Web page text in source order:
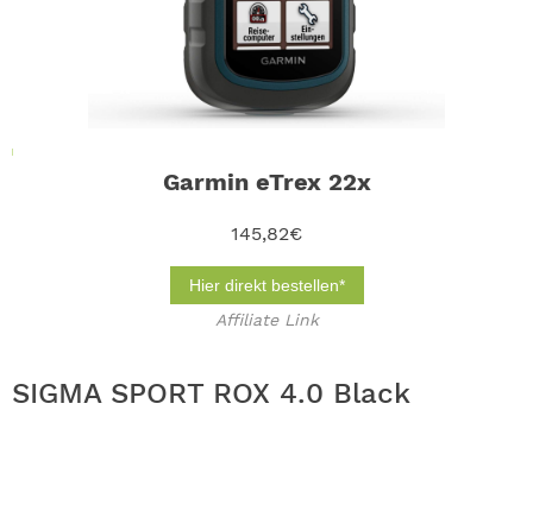
Garmin eTrex 22x
145,82€
Hier direkt bestellen*
Affiliate Link
SIGMA SPORT ROX 4.0 Black